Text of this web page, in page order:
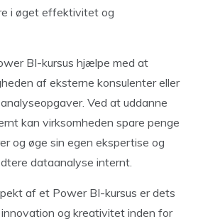
i øget effektivitet og
BI-kursus hjælpe med at
af eksterne konsulenter eller
Ved at uddanne
kan virksomheden spare penge
og øge sin egen ekspertise og
dataanalyse internt.
af et Power BI-kursus er dets
og kreativitet inden for